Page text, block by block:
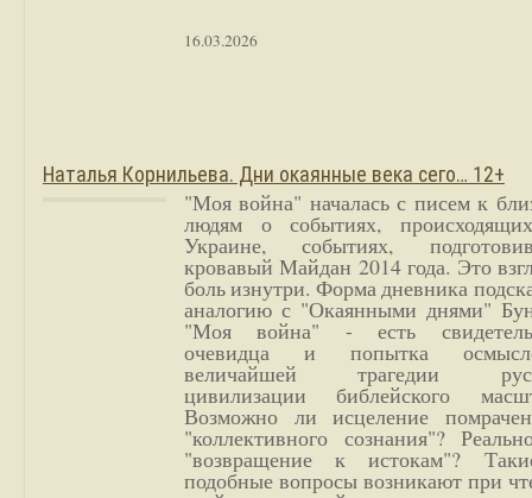
16.03.2026
Наталья Корнильева. Дни окаянные века сего… 12+
"Моя война" началась с писем к
людям о событиях,
Украине, событиях,
кровавый Майдан 2014 года. Это
боль изнутри. Форма дневника
аналогию с "Окаянными днями"
"Моя война" - есть
очевидца и попытка
величайшей трагедии
цивилизации библейского
Возможно ли исцеление
"коллективного сознания"?
"возвращение к истокам"?
подобные вопросы возникают при